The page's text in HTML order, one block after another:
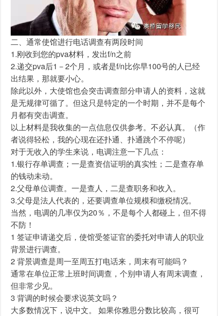
二、通常使馆进行电话调查有两段时间
1.刚收到您的pva材料，发出f/n之前
2.递交pva后1－2个月，或者是f/n比你早100号的人已经
出结果，那就要小心。
除此以外，大使馆也会突击调查部分申请人的资料，这就
是无规律可循了。但这只是特定的一个时期，并不是每个
月都有突击调查。
以上材料是我收集的一点信息仅供参考。不必认真。（作
者说得轻松，我的心现在还扑通、扑通跳个不停呢）
对于无收入的学生来说，电调注意一下几点：
1.银行存单调查；一是查资信证明的真实性；二是查存单
的钱动未动。
2.父母单位调查。一是查人，二是查职务和收入。
3.父母是法人代表的，还要调查单位规模和缴税情况。
当然，电调的几率仅为20％，不是每个人都碰上，但不得
不防！
1 签证申请递交后，使馆受签证官的委托对申请人的职业
背景进行调查。
2 背景调查是周一至周五打电话来，周末有可能吗？
通常在单位正常上班时间调查，个别申请人有周末调查，
但非常少见。
3 背调的时候会要求说英文吗？
大多数情况下，说中文。 如果你雅思分数比较高，很可